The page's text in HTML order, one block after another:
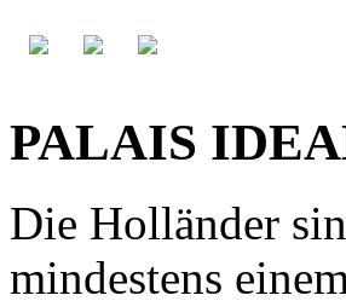
PALAIS
Die Holländer
mindestens